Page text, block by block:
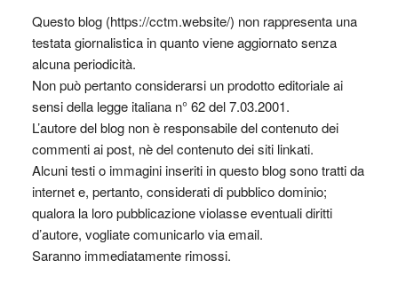
Questo blog (https://cctm.website/) non rappresenta una
testata giornalistica in quanto viene aggiornato senza
alcuna periodicità.
Non può pertanto considerarsi un prodotto editoriale ai
sensi della legge italiana n° 62 del 7.03.2001.
L’autore del blog non è responsabile del contenuto dei
commenti ai post, nè del contenuto dei siti linkati.
Alcuni testi o immagini inseriti in questo blog sono tratti da
internet e, pertanto, considerati di pubblico dominio;
qualora la loro pubblicazione violasse eventuali diritti
d’autore, vogliate comunicarlo via email.
Saranno immediatamente rimossi.